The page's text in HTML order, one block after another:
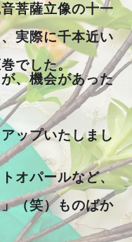
菩薩立像の十一
実際に千本近い
でした。
、機会があった
ップいたしまし
オパールなど、
（笑）ものばか